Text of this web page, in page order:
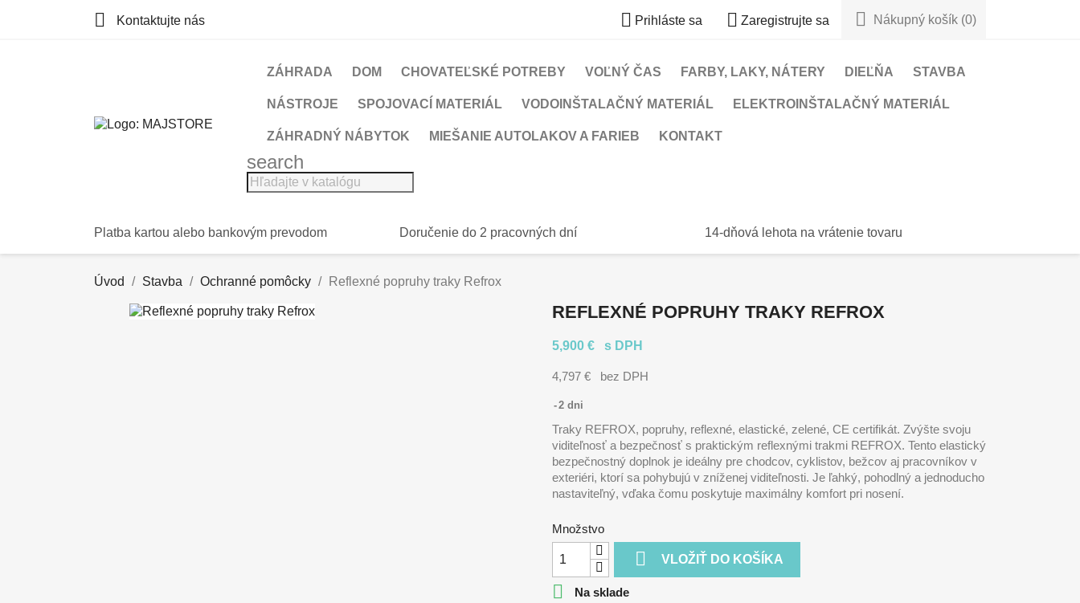
 Kontaktujte nás  Prihláste sa  Zaregistrujte sa  Nákupný košík (0)
ZÁHRADA DOM CHOVATEĽSKÉ POTREBY VOĽNÝ ČAS FARBY, LAKY, NÁTERY DIEĽŇA STAVBA
NÁSTROJE SPOJOVACÍ MATERIÁL VODOINŠTALAČNÝ MATERIÁL ELEKTROINŠTALAČNÝ MATERIÁL
ZÁHRADNÝ NÁBYTOK MIEŠANIE AUTOLAKOV A FARIEB KONTAKT
search
Platba kartou alebo bankovým prevodom Doručenie do 2 pracovných dní 14-dňová lehota na vrátenie tovaru
Úvod Stavba Ochranné pomôcky Reflexné popruhy traky Refrox
REFLEXNÉ POPRUHY TRAKY REFROX
5,900 € s DPH
4,797 € bez DPH
2 dni
Traky REFROX, popruhy, reflexné, elastické, zelené, CE certifikát. Zvýšte svoju
viditeľnosť a bezpečnosť s praktickým reflexnými trakmi REFROX. Tento elastický
bezpečnostný doplnok je ideálny pre chodcov, cyklistov, bežcov aj pracovníkov v
exteriéri, ktorí sa pohybujú v zníženej viditeľnosti. Je ľahký, pohodlný a jednoducho
nastaviteľný, vďaka čomu poskytuje maximálny komfort pri nosení.
Množstvo
 VLOŽIŤ DO KOŠÍKA
 Na sklade